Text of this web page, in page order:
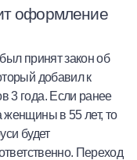
оформление
принят закон об
добавил к
3 года. Если ранее
в 55 лет, то
будет
Переход